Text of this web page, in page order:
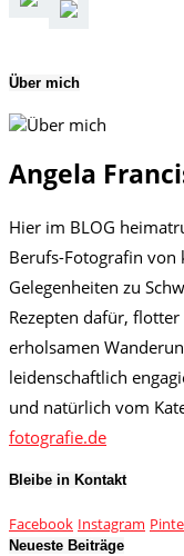
Über mich
Angela
Hier im BLOG
Berufs-Fotografin von
Gelegenheiten zu
Rezepten dafür,
erholsamen
leidenschaftlich
und natürlich vom
fotografie.de
Bleibe in Kontakt
Facebook Instagram
Neueste Beiträge